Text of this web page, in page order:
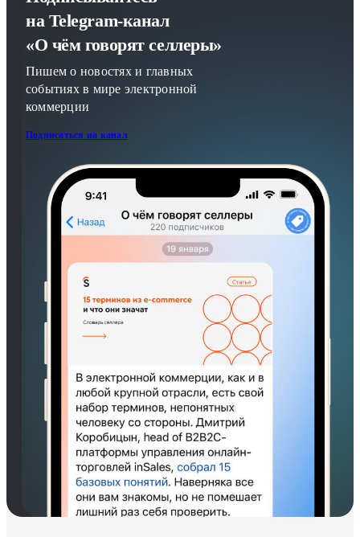
на Telegram-канал
«О чём говорят селлеры»
Пишем о новостях и главных
событиях в мире электронной
коммерции
Подписаться на канал